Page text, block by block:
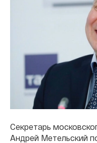
Секретарь
Андрей Метельский